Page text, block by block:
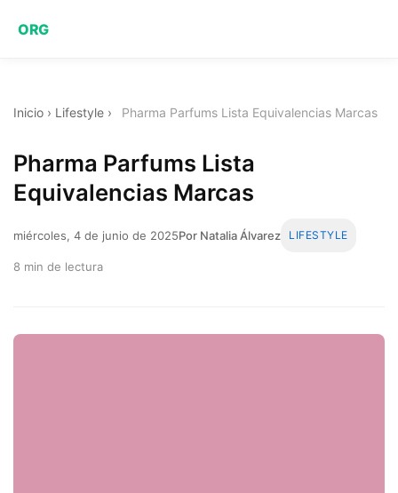
ORG
Inicio › Lifestyle › Pharma Parfums Lista Equivalencias Marcas
Pharma Parfums Lista
Equivalencias Marcas
miércoles, 4 de junio de 2025Por Natalia Álvarez LIFESTYLE
8 min de lectura